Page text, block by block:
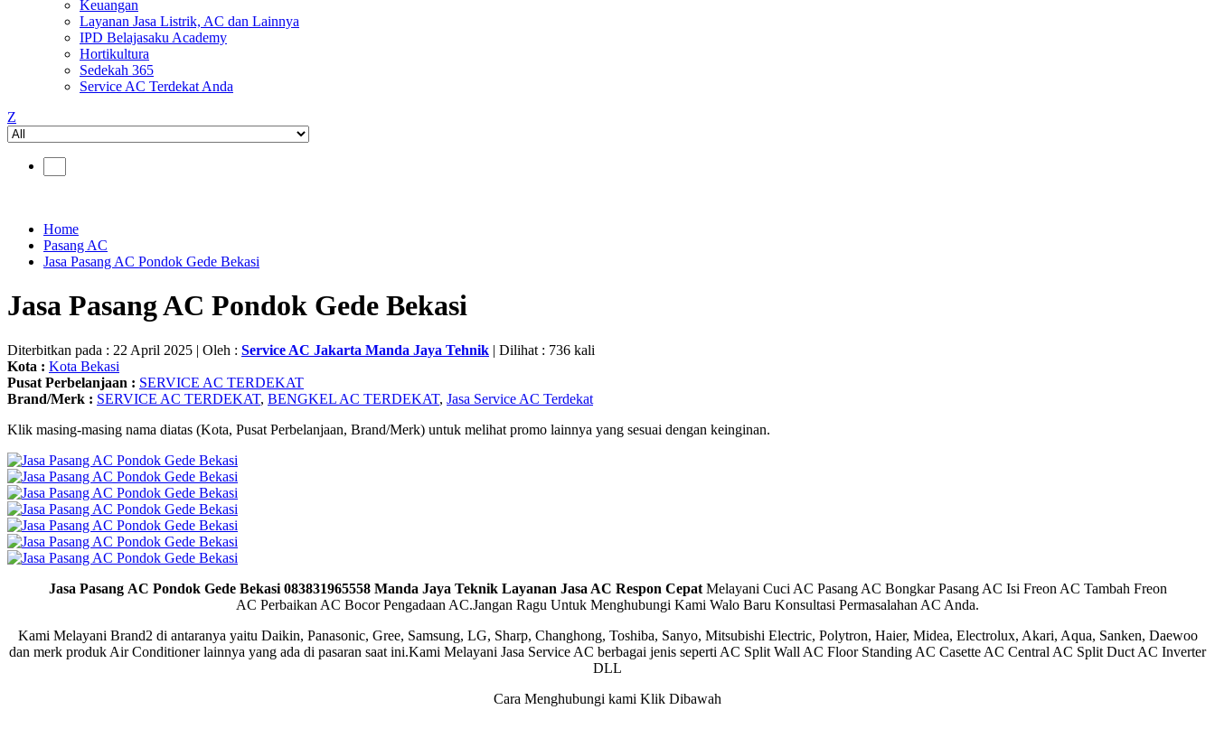
Keuangan
Layanan Jasa Listrik, AC dan Lainnya
IPD Belajasaku Academy
Hortikultura
Sedekah 365
Service AC Terdekat Anda
Z
Home
Pasang AC
Jasa Pasang AC Pondok Gede Bekasi
Jasa Pasang AC Pondok Gede Bekasi
Diterbitkan pada : 22 April 2025 | Oleh : Service AC Jakarta Manda Jaya Tehnik | Dilihat : 736 kali
Kota : Kota Bekasi
Pusat Perbelanjaan : SERVICE AC TERDEKAT
Brand/Merk : SERVICE AC TERDEKAT, BENGKEL AC TERDEKAT, Jasa Service AC Terdekat
Klik masing-masing nama diatas (Kota, Pusat Perbelanjaan, Brand/Merk) untuk melihat promo lainnya yang sesuai dengan keinginan.
Jasa Pasang AC Pondok Gede Bekasi 083831965558 Manda Jaya Teknik Layanan Jasa AC Respon Cepat Melayani Cuci AC Pasang AC Bongkar Pasang AC Isi Freon AC Tambah Freon
AC Perbaikan AC Bocor Pengadaan AC.Jangan Ragu Untuk Menghubungi Kami Walo Baru Konsultasi Permasalahan AC Anda.
Kami Melayani Brand2 di antaranya yaitu Daikin, Panasonic, Gree, Samsung, LG, Sharp, Changhong, Toshiba, Sanyo, Mitsubishi Electric, Polytron, Haier, Midea, Electrolux, Akari, Aqua, Sanken, Daewoo
dan merk produk Air Conditioner lainnya yang ada di pasaran saat ini.Kami Melayani Jasa Service AC berbagai jenis seperti AC Split Wall AC Floor Standing AC Casette AC Central AC Split Duct AC Inverter
DLL
Cara Menghubungi kami Klik Dibawah